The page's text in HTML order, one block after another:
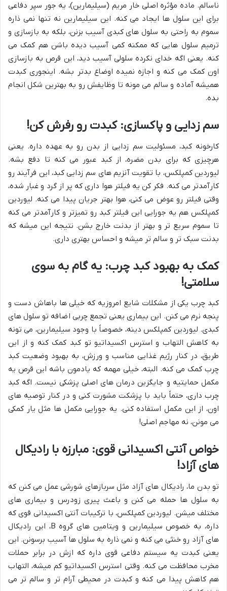
ناسالم. ماده مؤثره اصلی خار مریم (سیلیمارین)، یه جور سپر دفاعی
برای این سلول ها ایجاد می کنه. این سیلیمارین نه تنها نمی ذاره
سموم به راحتی به سلول های کبدی آسیب بزنن، بلکه به بازسازی و
ترمیم سلول هایی که ممکنه کمی آسیب دیده باشن هم کمک می
کنه. یعنی اگه خدای نکرده سلولی آسیب دید، این قرص به بازسازی
اون کمک می کنه و اجازه نمیده اوضاع بدتر بشه. اینجوری کبدت
همیشه آماده و سالم می مونه تا وظایفش رو به بهترین شکل انجام
بده.
سم زدایی و پاکسازی: کبدت رو رفرش کن!
کارخونه کبد، مسئولیت سم زدایی از بدن رو به عهده داره. یعنی
هرچیزی که برای بدن مضره، از کبد عبور می کنه تا دفع بشه.
لیوردین کمپلکس، با تقویت آنزیم های سم زدایی کبد، این فرآیند رو
کارآمدتر می کنه. فکر کن یه فیلتر هوا داری که پر از گرد و غبار شده،
وقتی فیلتر رو عوض می کنی، هوا بهتر جریان پیدا می کنه. لیوردین
کمپلکس هم یه جورایی این فیلتر کبد رو تمیزتر و کارآمدتر می کنه
تا سموم سریع تر و بهتر از بدنت خارج بشن. نتیجه این میشه که
بدنت سبک تر و سالم تر میشه و احساس بهتری داری.
کمک به بهبود کبد چرب: یه گام به سوی
سلامتی!
کبد چرب یکی از مشکلات شایع امروزیه که خیلی ها باهاش دست و
پنجه نرم می کنن. این بیماری یعنی تجمع چربی اضافه تو سلول های
کبدی. لیوردین کمپلکس دینه، خصوصاً با وجود سیلیمارین، می تونه
به کاهش التهاب و استرس اکسیداتیو تو کبد کمک کنه و از این
طریق، در کنار رژیم غذایی مناسب و ورزش، به بهبود وضعیت کبد
چرب کمک می کنه. البته، خیلی مهمه که یادمون باشه این قرص یه
مکمل حمایتیه و جایگزین درمان های اصلی پزشکی نیست. اگه کبد
چرب داری، حتماً باید با پزشکت مشورت کنی و در کنار توصیه های
اون، از این مکمل استفاده کنی. یه جورایی مکمل ها مثل یار کمکی
می مونن، نه مهاجم اصلی!
خواص آنتی اکسیدانی قوی: مبارزه با رادیکال
های آزاد!
تو بدن ما، رادیکال های آزاد مثل سربازهای شورشی عمل می کنن که
به سلول ها حمله می کنن و باعث پیری زودرس و بیماری های
مختلف میشن. لیوردین کمپلکس، با ترکیبات آنتی اکسیدانی قوی که
داره، به خصوص سیلیمارین و ویتامین های گروه B، این رادیکال
های آزاد رو خنثی می کنه و نمی ذاره به سلول ها آسیب برسونن. این
یعنی کبدت یه سیستم دفاعی قوی داره که ازش در برابر حملات
مخرب محافظت می کنه. وقتی استرس اکسیداتیو کم میشه، التهاب
هم کاهش پیدا می کنه و کبدت در محیطی آرام تر و سالم تر می